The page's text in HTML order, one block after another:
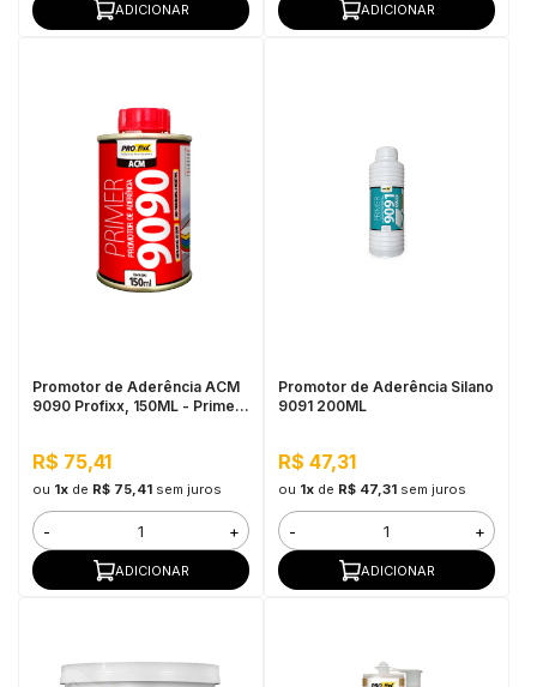
ADICIONAR ADICIONAR
Promotor de Aderência ACM
9090 Profixx, 150ML - Primer
R$ 75,41
ou 1xde R$ 75,41 sem juros
- +
ADICIONAR
Promotor de Aderência Silano
9091 200ML
R$ 47,31
ou 1xde R$ 47,31 sem juros
- +
ADICIONAR